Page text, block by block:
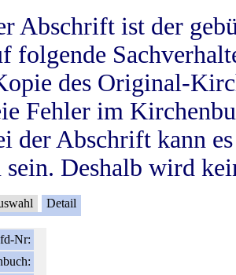
Abschrift ist der
folgende
des Original-
Fehler im
der Abschrift kann
sein. Deshalb wird
Detail
Nr: